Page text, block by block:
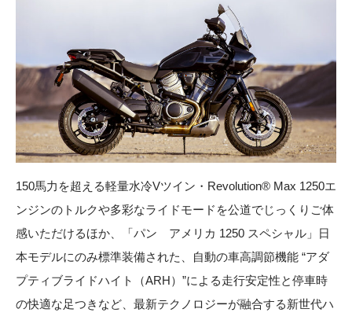
150馬力を超える軽量水冷Vツイン・Revolution® Max 1250エ
ンジンのトルクや多彩なライドモードを公道でじっくりご体
感いただけるほか、「パン アメリカ 1250 スペシャル」日
本モデルにのみ標準装備された、自動の車高調節機能 “アダ
プティブライドハイト（ARH）”による走行安定性と停車時
の快適な足つきなど、最新テクノロジーが融合する新世代ハ